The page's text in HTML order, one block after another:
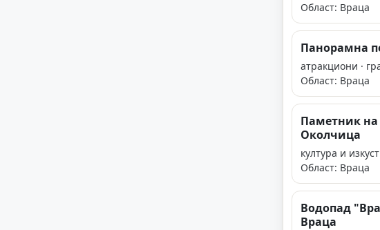
Област: Враца
Панорамна
атракциони ·
Област: Враца
Паметник на
Околчица
култура и
Област: Враца
Водопад
Враца